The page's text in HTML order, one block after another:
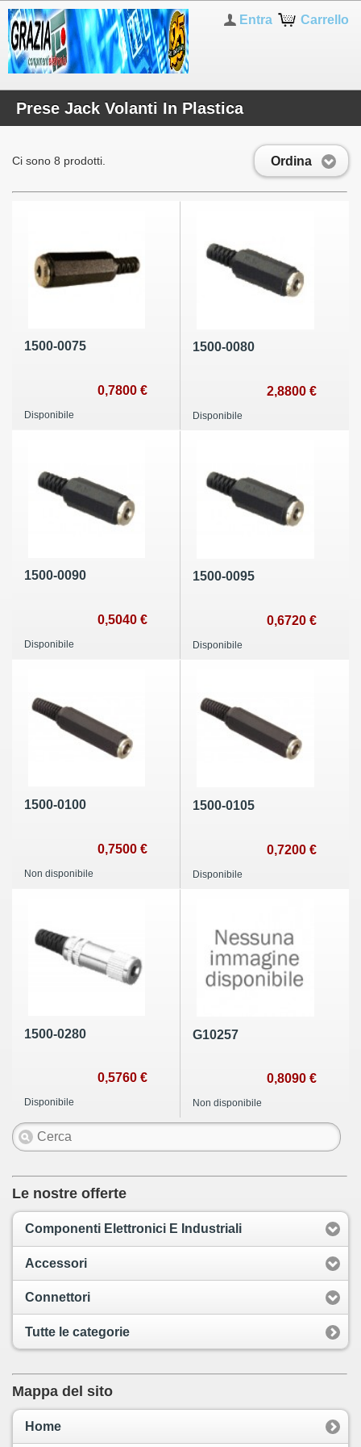
Carrello
Entra
Prese Jack Volanti In Plastica
Ordina
Ci sono 8 prodotti.
1500-0075
0,7800 €
Disponibile
1500-0080
2,8800 €
Disponibile
1500-0090
0,5040 €
Disponibile
1500-0095
0,6720 €
Disponibile
1500-0100
0,7500 €
Non disponibile
1500-0105
0,7200 €
Disponibile
1500-0280
0,5760 €
Disponibile
G10257
0,8090 €
Non disponibile
Le nostre offerte
Componenti Elettronici E Industriali
Accessori
Connettori
Tutte le categorie
Mappa del sito
Home